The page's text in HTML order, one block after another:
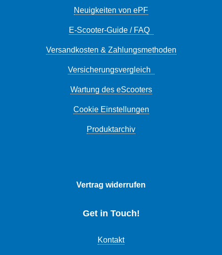
Neuigkeiten von ePF
E-Scooter-Guide / FAQ
Versandkosten & Zahlungsmethoden
Versicherungsvergleich
Wartung des eScooters
Cookie Einstellungen
Produktarchiv
Vertrag widerrufen
Get in Touch!
Kontakt